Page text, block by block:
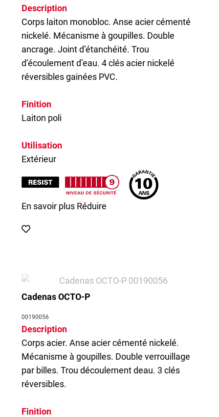
Description
Corps laiton monobloc. Anse acier cémenté
nickelé. Mécanisme à goupilles. Double
ancrage. Joint d’étanchéité. Trou
d’écoulement d’eau. 4 clés acier nickelé
réversibles gainées PVC.
Finition
Laiton poli
Utilisation
Extérieur
En savoir plus Réduire
Cadenas OCTO-P
00190056
Description
Corps acier. Anse acier cémenté nickelé.
Mécanisme à goupilles. Double verrouillage
par billes. Trou découlement deau. 3 clés
réversibles.
Finition